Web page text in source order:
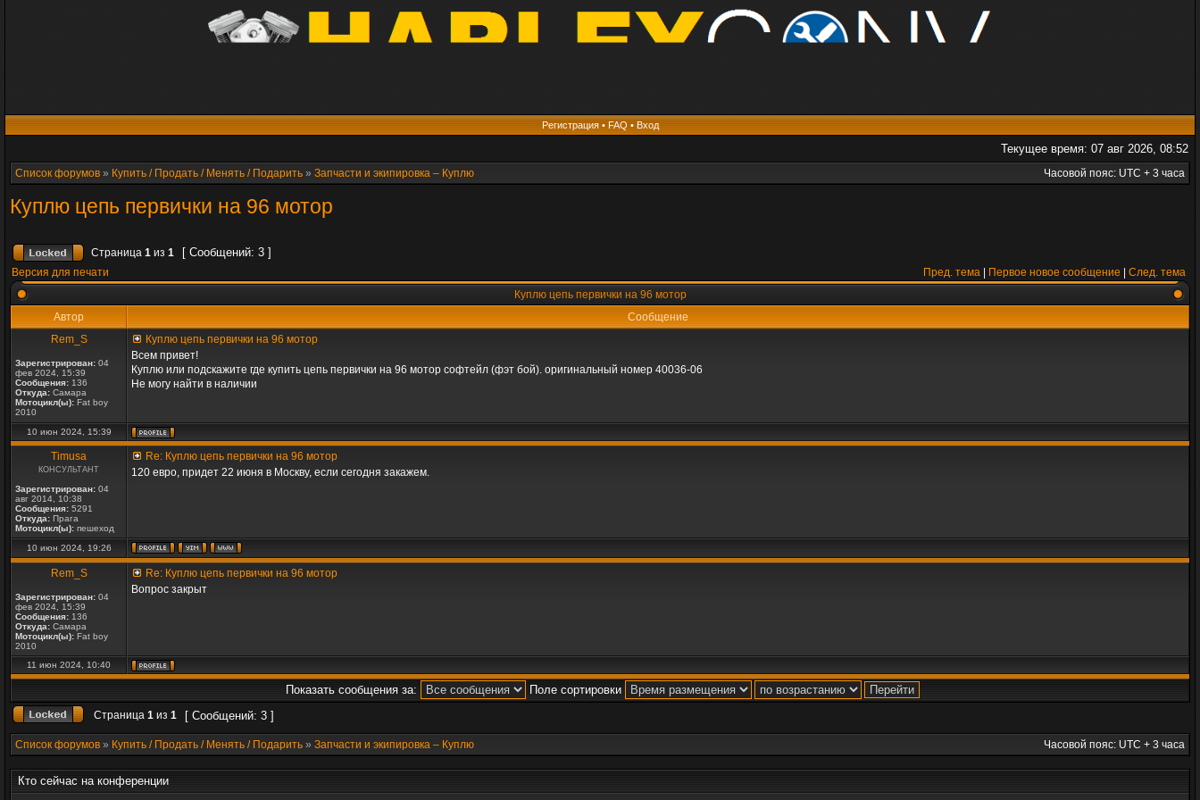
Регистрация• FAQ • Вход
Текущее время: 07 авг 2026, 08:52
Список форумов » Купить / Продать / Менять / Подарить » Запчасти и экипировка – Куплю Часовой пояс: UTC + 3 часа
Куплю цепь первички на 96 мотор
Страница 1 из 1 [ Сообщений: 3 ]
Версия для печати Пред. тема Первое новое сообщение
След. тема
Куплю цепь первички на 96 мотор
Автор
Сообщение
Rem_S
Зарегистрирован: 04
фев 2024, 15:39
Сообщения: 136
Откуда: Самара
Мотоцикл(ы): Fat boy
2010
Куплю цепь первички на 96 мотор
Всем привет!
Куплю или подскажите где купить цепь первички на 96 мотор софтейл (фэт бой). оригинальный номер 40036-06
Не могу найти в наличии
10 июн 2024, 15:39
Timusa
КОНСУЛЬТАНТ
Зарегистрирован: 04
авг 2014, 10:38
Сообщения: 5291
Откуда: Прага
Мотоцикл(ы): пешеход
Re: Куплю цепь первички на 96 мотор
120 евро, придет 22 июня в Москву, если сегодня закажем.
10 июн 2024, 19:26
Rem_S
Зарегистрирован: 04
фев 2024, 15:39
Сообщения: 136
Откуда: Самара
Мотоцикл(ы): Fat boy
2010
Re: Куплю цепь первички на 96 мотор
Вопрос закрыт
11 июн 2024, 10:40
Показать сообщения за: Поле сортировки
Страница 1 из 1 [ Сообщений: 3 ]
Список форумов » Купить / Продать / Менять / Подарить » Запчасти и экипировка – Куплю Часовой пояс: UTC + 3 часа
Кто сейчас на конференции